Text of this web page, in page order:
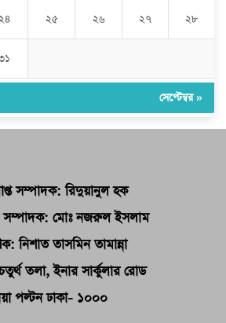
২৫ ২৬ ২৭ ২৮
সেপ্টেম্বর »
সম্পাদক: রিদুয়ানুল হক
সম্পাদক: মোঃ নজরুল ইসলাম
নিশাত তাসমিন তামান্না
তলা, ইনার সার্কুলার রোড
পল্টন ঢাকা- ১০০০